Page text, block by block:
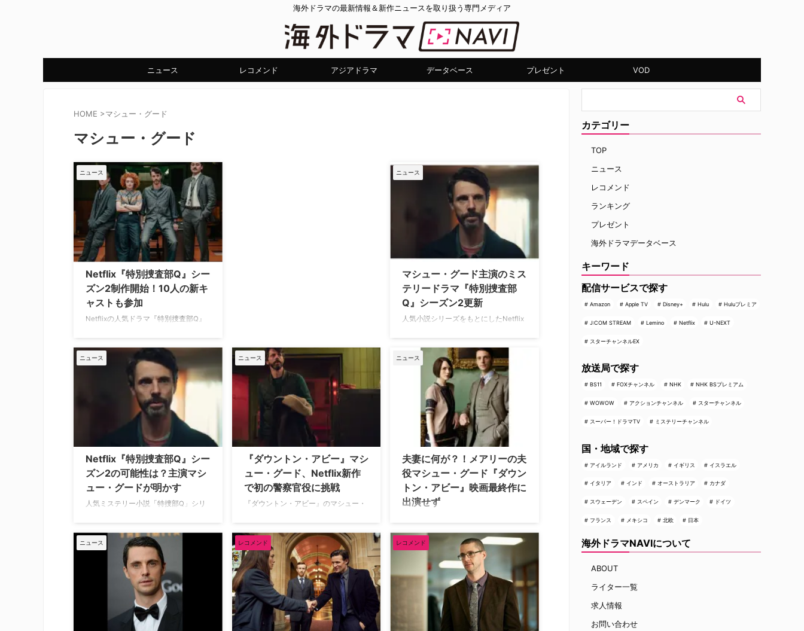
海外ドラマの最新情報＆新作ニュースを取り扱う専門メディア
ニュース レコメンド アジアドラマ データベース プレゼント VOD
HOME >マシュー・グード
マシュー・グード
ニュース
Netflix『特別捜査部Q』シー
ズン2制作開始！10人の新キ
ャストも参加
Netflixの人気ドラマ『特別捜査部Q』
キャストが発表されている。米Variety
が報じた。 『ザ・クラウン』『プライ
ベート・プラクティス』出演者も加わ
る 原作は、デンマークの作家ユッシ・
エーズラ・オールスンによる「特捜部
Q」シリーズ。未解決事件を捜査する
特捜部Qの活躍を描き、2007年に発表
された「特捜部Q―檻の中の女―」を
本国で続々と映画化されている。
Netflixによるこのドラマ版は、舞台を
デ …
ニュース
マシュー・グード主演のミス
テリードラマ『特別捜査部
Q』シーズン2更新
人気小説シリーズをもとにしたNetflix
Deadlineなど複数のメディアが伝えて
いる。 配信開始からおよそ3ヵ月後に
更新決定 デンマークの作家ユッシ・エ
ーズラ・オールスンによる「特捜部
Q」シリーズは、未解決事件を捜査す
る特捜部Qの活躍を描く。2007年に発
表された「特捜部Q―檻の中の女―」
を皮切りにこれまでに10作が刊行さ
Netflixによるドラマ版は、舞台をデン
マークのコペンハーゲンからスコット
ランド …
ニュース
Netflix『特別捜査部Q』シー
ズン2の可能性は？主演マシ
ュー・グードが明かす
人気ミステリー小説「特捜部Q」シリ
Netflixの新作犯罪ドラマ『特別捜査部
Q』。好評を博したシーズン1に続き、
シーズン2への期待が高まっている
が、マシューが続編について前向きな
発言をしている。 続編に意欲的 本作
は、デンマークのベストセラー作家ユ
ッシ・エーズラ・オールスンによる同
名小説シリーズを原作とした作品。ス
ニュース
『ダウントン・アビー』マシ
ュー・グード、Netflix新作
で初の警察官役に挑戦
『ダウントン・アビー』のマシュー・
の新作犯罪ドラマ『特別捜査部Q』で
キャリア初となる警察官役に挑む。 こ
れまで貴族の夫からサイコキラー、吸
血鬼、検察官まで多彩な役を演じてき
た彼が、今回は陰鬱で天才肌の警視正
を演じる。 “はみ出し者”たちの異色チ
ームが始動 物語の舞台はスコットラン
ド・エディンバラ。カール・モーク
ニュース
夫妻に何が？！メアリーの夫
役マシュー・グード『ダウン
トン・アビー』映画最終作に
出演せず
第3作目（最終作）に、メアリーの夫
ヘンリー・タルボット役のマシュー・
グードが出演しないことを認めた。マ
シューは第2作目も出演を見送ってい
たため、ヘンリーが2作連続で不在と
なることに、タルボット夫妻のファン
からは心配の声が上がっている。米TV
Lineが報じた。 タルボット夫妻に波乱
ニュース レコメンド レコメンド
カテゴリー
TOP
ニュース
レコメンド
ランキング
プレゼント
海外ドラマデータベース
キーワード
配信サービスで探す
Amazon Apple TV Disney+ Hulu Huluプレミア
J:COM STREAM Lemino Netflix U-NEXT
スターチャンネルEX
放送局で探す
BS11 FOXチャンネル NHK NHK BSプレミアム
WOWOW アクションチャンネル スターチャンネル
スーパー！ドラマTV ミステリーチャンネル
国・地域で探す
アイルランド アメリカ イギリス イスラエル
イタリア インド オーストラリア カナダ
スウェーデン スペイン デンマーク ドイツ
フランス メキシコ 北欧 日本
海外ドラマNAVIについて
ABOUT
ライター一覧
求人情報
お問い合わせ